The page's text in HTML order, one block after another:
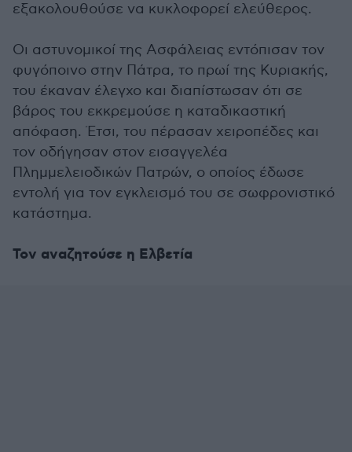
εξακολουθούσε να κυκλοφορεί ελεύθερος.
Οι αστυνομικοί της Ασφάλειας εντόπισαν τον
φυγόποινο στην Πάτρα, το πρωί της Κυριακής,
του έκαναν έλεγχο και διαπίστωσαν ότι σε
βάρος του εκκρεμούσε η καταδικαστική
απόφαση. Έτσι, του πέρασαν χειροπέδες και
τον οδήγησαν στον εισαγγελέα
Πλημμελειοδικών Πατρών, ο οποίος έδωσε
εντολή για τον εγκλεισμό του σε σωφρονιστικό
κατάστημα.
Τον αναζητούσε η Ελβετία